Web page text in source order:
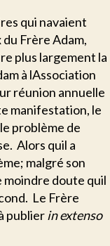
qui navaient
Frère Adam,
plus largement la
à lAssociation
réunion annuelle
manifestation, le
problème de
Alors quil a
malgré son
moindre doute quil
Le Frère
publierin extenso